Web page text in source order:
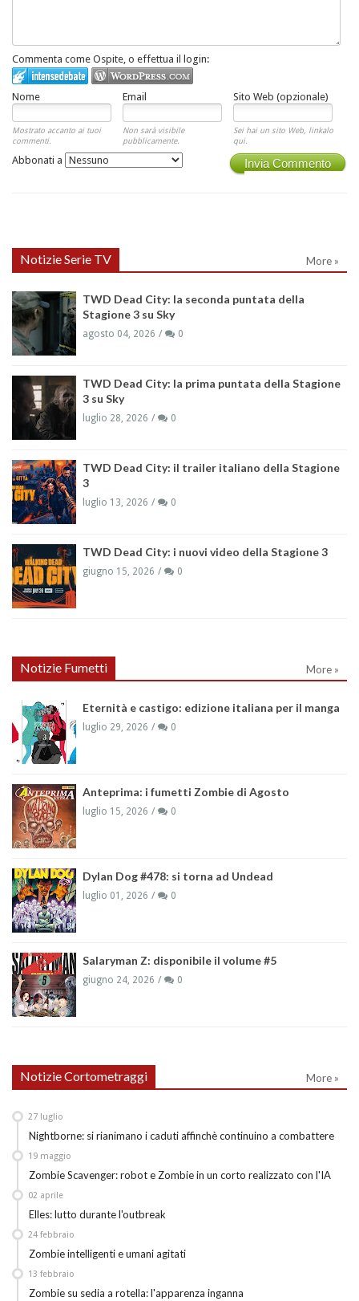
Commenta come Ospite, o effettua il login:
Nome Email Sito Web (opzionale)
Mostrato accanto ai tuoi
commenti.
Non sarà visibile
pubblicamente.
Sei hai un sito Web, linkalo
qui.
Invia Commento
Abbonati a
Notizie Serie TV More »
TWD Dead City: la seconda puntata della
Stagione 3 su Sky
agosto 04, 2026 0
TWD Dead City: la prima puntata della Stagione
3 su Sky
luglio 28, 2026 0
TWD Dead City: il trailer italiano della Stagione
3
luglio 13, 2026 0
TWD Dead City: i nuovi video della Stagione 3
giugno 15, 2026 0
Notizie Fumetti More »
Eternità e castigo: edizione italiana per il manga
luglio 29, 2026 0
Anteprima: i fumetti Zombie di Agosto
luglio 15, 2026 0
Dylan Dog #478: si torna ad Undead
luglio 01, 2026 0
Salaryman Z: disponibile il volume #5
giugno 24, 2026 0
Notizie Cortometraggi More »
Nightborne: si rianimano i caduti affinchè continuino a combattere
27 luglio
Zombie Scavenger: robot e Zombie in un corto realizzato con l'IA
19 maggio
Elles: lutto durante l'outbreak
02 aprile
Zombie intelligenti e umani agitati
24 febbraio
Zombie su sedia a rotella: l'apparenza inganna
13 febbraio